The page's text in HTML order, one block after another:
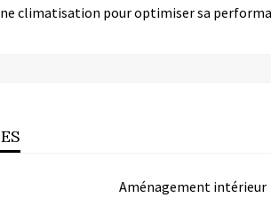
climatisation pour optimiser sa
Aménagement intérieur